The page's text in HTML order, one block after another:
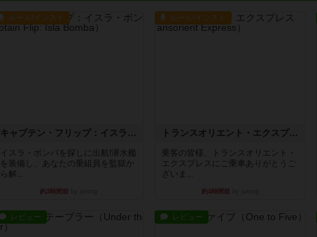
ルール/インスト
キャプテン・フリップ：イスラ・ボンバ
イスラ・ボンバを探しに出航!潜水艦
を装備し、あなたの乗組員を監獄か
ら解...
約3時間前
ルール/インスト
トランスオリエント・エクスプレス
乗客の皆様、トランスオリエント・
エクスプレスにご乗車ありがとうご
ざいま...
約4時間前
レビュー レビュー